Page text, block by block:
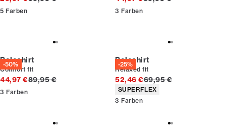
5 Farben 3 Farben
-50%
Poloshirt
Comfort fit
44,97 €Ursprünglicher Preis
89,95 €
3 Farben
-25%
Poloshirt
Relaxed fit
52,46 €Ursprünglicher Preis
69,95 €
Produkteigenschaften
SUPERFLEX
3 Farben